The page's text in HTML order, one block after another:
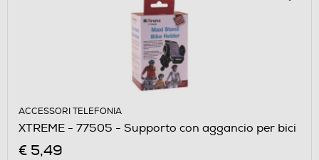
ACCESSORI TELEFONIA
XTREME - 77505 - Supporto con aggancio per bici
€ 5,49